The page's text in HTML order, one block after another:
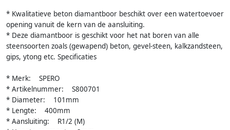
* Kwalitatieve beton diamantboor beschikt over een watertoevoer
opening vanuit de kern van de aansluiting.
* Deze diamantboor is geschikt voor het nat boren van alle
steensoorten zoals (gewapend) beton, gevel-steen, kalkzandsteen,
gips, ytong etc. Specificaties
* Merk: SPERO
* Artikelnummer: S800701
* Diameter: 101mm
* Lengte: 400mm
* Aansluiting: R1/2 (M)